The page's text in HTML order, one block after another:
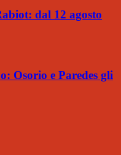
dal 12 agosto
Osorio e Paredes gli